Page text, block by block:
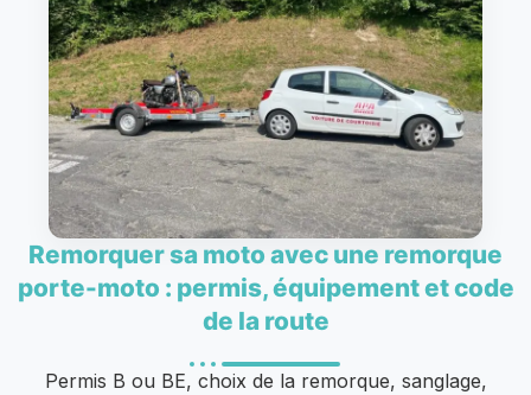
Remorquer sa moto avec une remorque
porte-moto : permis, équipement et code
de la route
Permis B ou BE, choix de la remorque, sanglage,